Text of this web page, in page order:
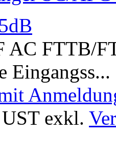
AC FTTB/
Eingangss...
exkl.